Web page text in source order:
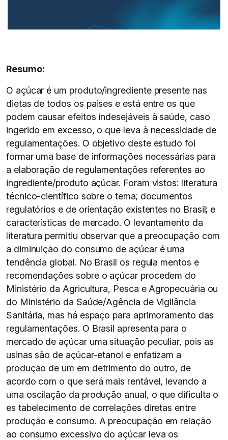
Resumo:
O açúcar é um produto/ingrediente presente nas
dietas de todos os países e está entre os que
podem causar efeitos indesejáveis à saúde, caso
ingerido em excesso, o que leva à necessidade de
regulamentações. O objetivo deste estudo foi
formar uma base de informações necessárias para
a elaboração de regulamentações referentes ao
ingrediente/produto açúcar. Foram vistos: literatura
técnico-científico sobre o tema; documentos
regulatórios e de orientação existentes no Brasil; e
características de mercado. O levantamento da
literatura permitiu observar que a preocupação com
a diminuição do consumo de açúcar é uma
tendência global. No Brasil os regula mentos e
recomendações sobre o açúcar procedem do
Ministério da Agricultura, Pesca e Agropecuária ou
do Ministério da Saúde/Agência de Vigilância
Sanitária, mas há espaço para aprimoramento das
regulamentações. O Brasil apresenta para o
mercado de açúcar uma situação peculiar, pois as
usinas são de açúcar-etanol e enfatizam a
produção de um em detrimento do outro, de
acordo com o que será mais rentável, levando a
uma oscilação da produção anual, o que dificulta o
es tabelecimento de correlações diretas entre
produção e consumo. A preocupação em relação
ao consumo excessivo do açúcar leva os